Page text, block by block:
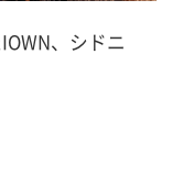
、シドニ